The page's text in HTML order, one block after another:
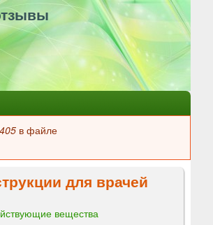
в файле
для врачей
вещества